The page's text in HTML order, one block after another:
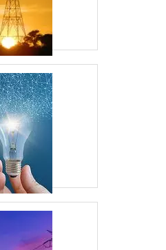
e eficiência. Visite
uma gama completa de
qualidade.
nossos produtos e como
projeto, acesse nosso
Para Painel Solar
otimizar seu sistema de
|Transformadores
.